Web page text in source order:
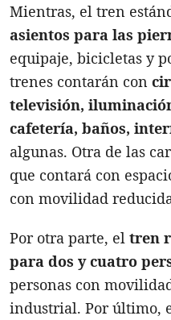
Mientras, el tren
asientos para las
equipaje, bicicletas y
trenes contarán con
televisión,
cafetería, baños,
algunas. Otra de las
que contará con
con movilidad
Por otra parte, el tren
para dos y cuatro
personas con
industrial. Por último,